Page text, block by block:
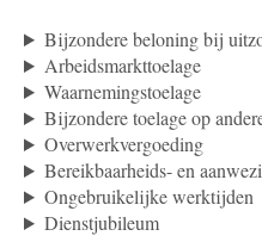
Bijzondere beloning bij
Arbeidsmarkttoelage
Waarnemingstoelage
Bijzondere toelage op
Overwerkvergoeding
Bereikbaarheids- en
Ongebruikelijke werktijden
Dienstjubileum